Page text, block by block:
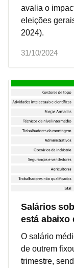
avalia o
eleições
2024).
31/10/2024
Salários
está abaixo
O salário
de outrem
trimestre,